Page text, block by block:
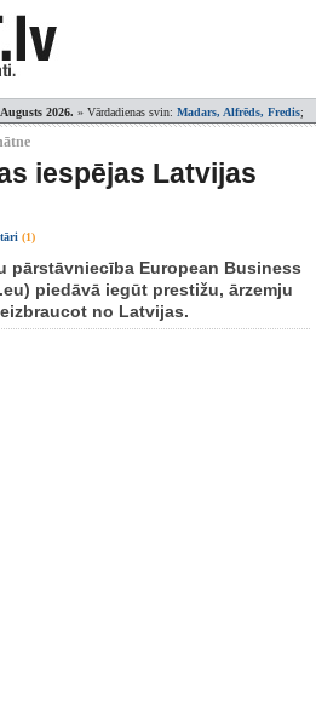
2026. » Vārdadienas svin: Madars, Alfrēds, Fredis;
iespējas Latvijas
(1)
pārstāvniecība European Business
piedāvā iegūt prestižu, ārzemju
no Latvijas.